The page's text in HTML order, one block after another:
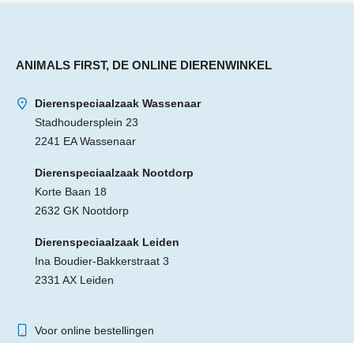
ANIMALS FIRST, DE ONLINE DIERENWINKEL
Dierenspeciaalzaak Wassenaar
Stadhoudersplein 23
2241 EA Wassenaar
Dierenspeciaalzaak Nootdorp
Korte Baan 18
2632 GK Nootdorp
Dierenspeciaalzaak Leiden
Ina Boudier-Bakkerstraat 3
2331 AX Leiden
Voor online bestellingen